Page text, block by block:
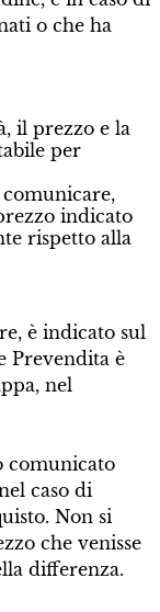
o che ha
il prezzo e la
per
indicato
rispetto alla
è indicato sul
Prevendita è
nel
comunicato
caso di
Non si
che venisse
differenza.